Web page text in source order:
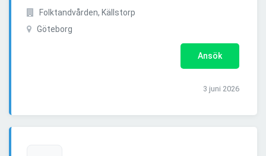
Folktandvården, Källstorp
Göteborg
Ansök
3 juni 2026